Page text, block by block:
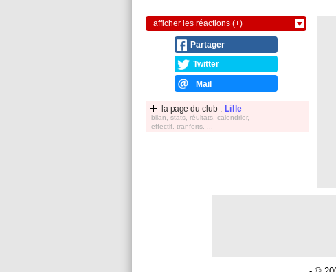
afficher les réactions (+)
Partager
Twitter
Mail
la page du club : Lille
bilan, stats, réultats, calendrier,
effectif, tranferts, ...